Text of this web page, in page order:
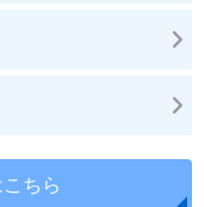
ちら